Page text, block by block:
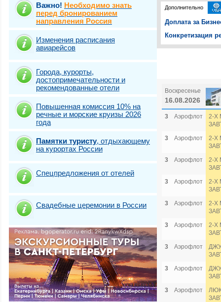
Важно! Необходимо знать
перед бронированием
направления Россия
Изменения расписания
авиарейсов
Города, курорты,
достопримечательности и
рекомендованные отели
Повышенная комиссия 10% на
речные и морские круизы 2026
года
Памятки туристу, отдыхающему
на курортах России
Спецпредложения от отелей
Свадебные церемонии в России
Дополнительно
Доплата за
Конкретизация
Воскресенье
16.08.2026
3 Аэрофлот
2-Х
3
Аэрофлот
2-Х
3
Аэрофлот
2-Х
3
Аэрофлот
2-Х
3
Аэрофлот
2-Х
3
Аэрофлот
2-Х
3
Аэрофлот
3
Аэрофлот
3
Аэрофлот